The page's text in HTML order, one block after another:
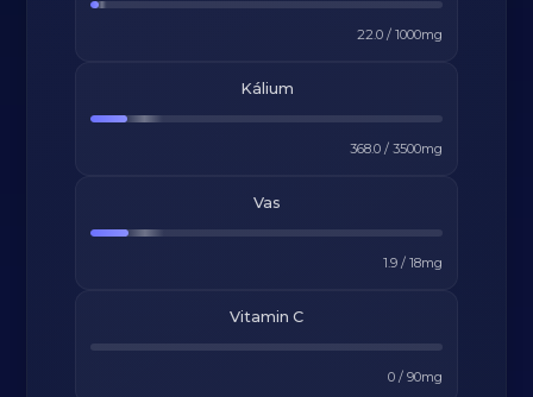
22.0/ 1000mg
Kálium
368.0/ 3500mg
Vas
1.9/ 18mg
Vitamin C
0/ 90mg